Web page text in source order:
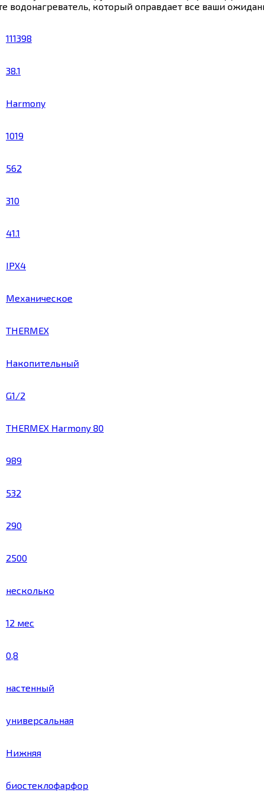
который оправдает все ваши
111398
38.1
Harmony
1019
562
310
41.1
IPX4
Механическое
THERMEX
Накопительный
G1/2
THERMEX Harmony 80
989
532
290
2500
несколько
12 мес
0,8
настенный
универсальная
Нижняя
биостеклофарфор